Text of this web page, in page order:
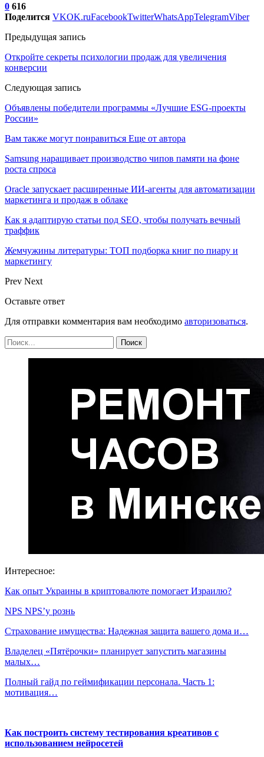
0 616
Поделится VKOK.ruFacebookTwitterWhatsAppTelegramViber
Предыдущая запись
Откройте секреты психологии продаж для увеличения
конверсии
Следующая запись
Объявлены победители программы «Лучшие ESG-проекты
России»
Вам также могут понравиться Еще от автора
Samsung наращивает производство чипов памяти на фоне
роста спроса
Oracle запускает расширенные ИИ‑агенты для автоматизации
маркетинга и продаж в облаке
Как я адаптирую статьи под SEO, чтобы получать вечный
траффик
Жемчужины литературы: ТОП подборка книг по пиару и
маркетингу
Prev Next
Оставьте ответ
Для отправки комментария вам необходимо авторизоваться.
Интересное:
Как опыт Украины в криптовалюте помогает Израилю?
NPS NPS’у рознь
Страхование имущества: Надежная защита вашего дома и…
Владелец «Пятёрочки» планирует запустить магазины
малых…
Полный гайд по геймификации персонала. Часть 1:
мотивация…
Как построить систему тестирования креативов с
использованием нейросетей